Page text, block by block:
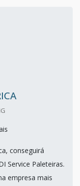
conseguirá
Service Paleteiras.
empresa mais